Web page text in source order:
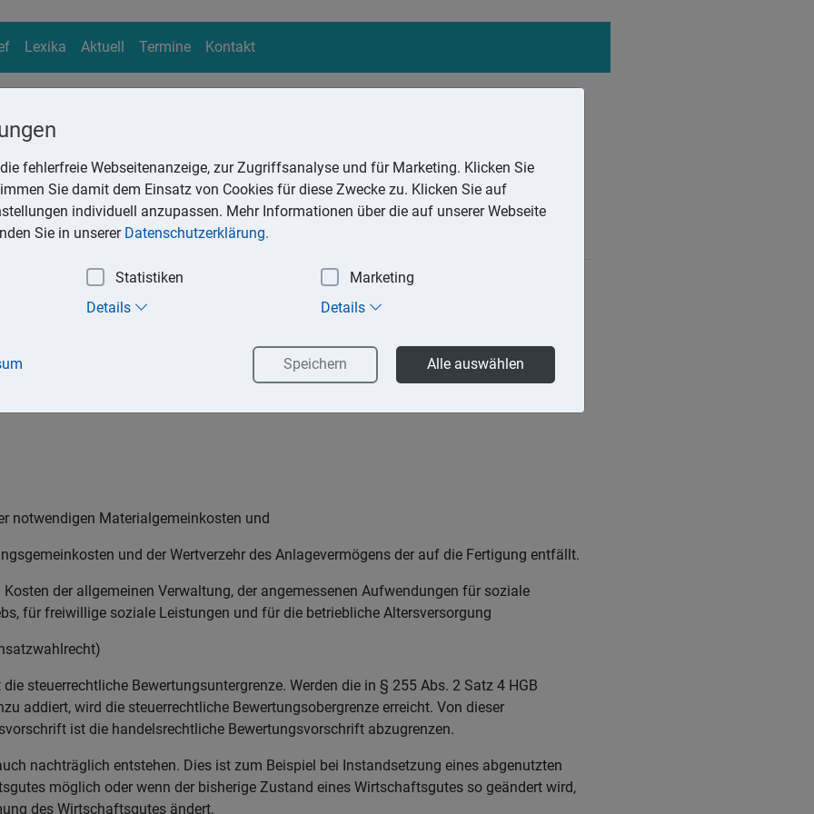
Lexika Aktuell Termine Kontakt
Suchen
für die vollständige oder teilweise eigene Herstellung eines Wirtschaftsgutes entstanden
Die Herstellungskosten sind Bewertungsmaßstab für die Berechnung der
gehören:
notwendigen Materialgemeinkosten und
und der Wertverzehr des Anlagevermögens der auf die Fertigung entfällt.
Kosten der allgemeinen Verwaltung, der angemessenen Aufwendungen für soziale
für freiwillige soziale Leistungen und für die betriebliche Altersversorgung
steuerrechtliche Bewertungsuntergrenze. Werden die in § 255 Abs. 2 Satz 4 HGB
addiert, wird die steuerrechtliche Bewertungsobergrenze erreicht. Von dieser
ist die handelsrechtliche Bewertungsvorschrift abzugrenzen.
nachträglich entstehen. Dies ist zum Beispiel bei Instandsetzung eines abgenutzten
möglich oder wenn der bisherige Zustand eines Wirtschaftsgutes so geändert wird,
des Wirtschaftsgutes ändert.
fehlerfreie Webseitenanzeige, zur Zugriffsanalyse und für Marketing. Klicken Sie
Sie damit dem Einsatz von Cookies für diese Zwecke zu. Klicken Sie auf
individuell anzupassen. Mehr Informationen über die auf unserer Webseite
Sie in unserer Datenschutzerklärung.
Statistiken
Marketing
Details Details
Speichern Alle auswählen